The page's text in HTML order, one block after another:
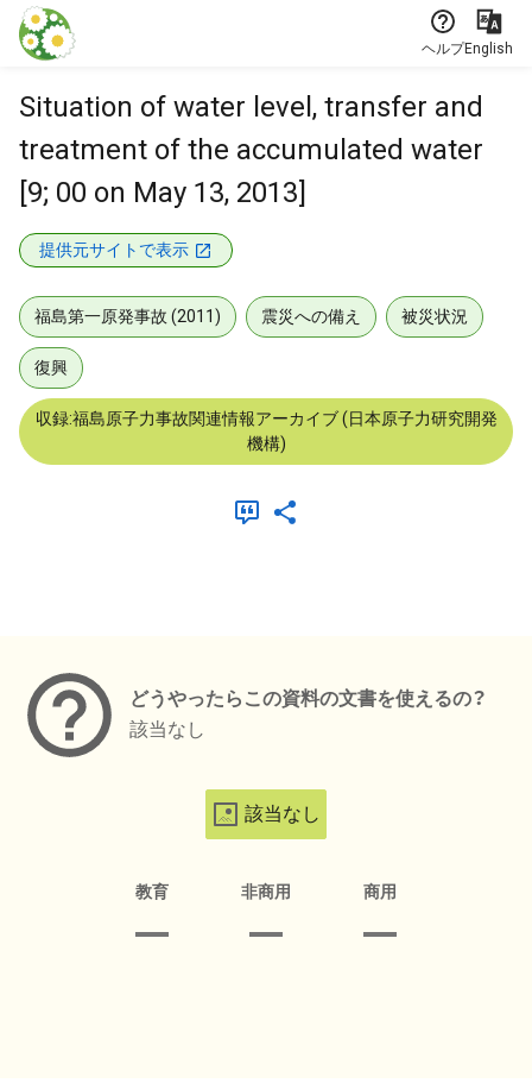
本文に飛ぶ
ヘルプEnglish
Situation of water level, transfer and
treatment of the accumulated water
[9; 00 on May 13, 2013]
提供元サイトで表示
福島第一原発事故 (2011) 震災への備え 被災状況
復興
収録:福島原子力事故関連情報アーカイブ (日本原子力研究開発
機構)
どうやったらこの資料の文書を使えるの？
該当なし
該当なし
教育 非商用 商用